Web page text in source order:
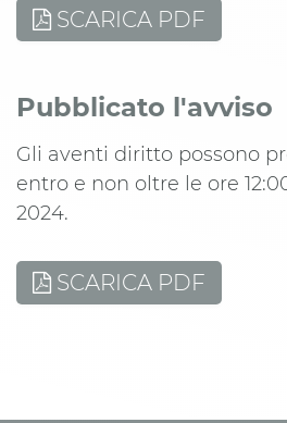
SCARICA PDF
Pubblicato l'avviso
Gli aventi diritto possono
entro e non oltre le ore
2024.
SCARICA PDF